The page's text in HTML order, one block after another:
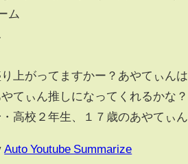
ム
上がってますかー？あやてぃん
てぃん推しになってくれるかな？
高校２年生、１７歳のあやてぃ
Auto Youtube Summarize